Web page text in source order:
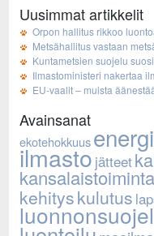
Uusimmat artikkelit
Orpon hallitus rikkoo
Metsähallitus vastaan
Kuntametsien suojelu
Ilmastoministeri nakertaa
EU-vaalit – muista
Avainsanat
ekotehokkuus
ilmasto jätteet
kansalaistoiminta
kehityskulutus